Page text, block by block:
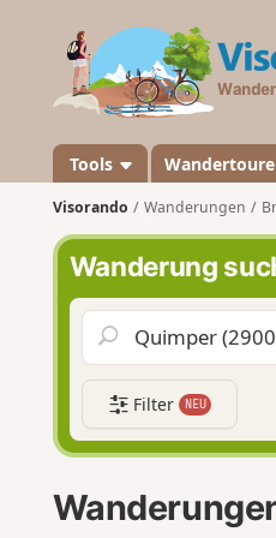
Tools
Visorando Wanderungen
Wanderung
Filter NEU